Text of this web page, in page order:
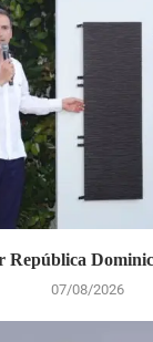
República
07/08/2026